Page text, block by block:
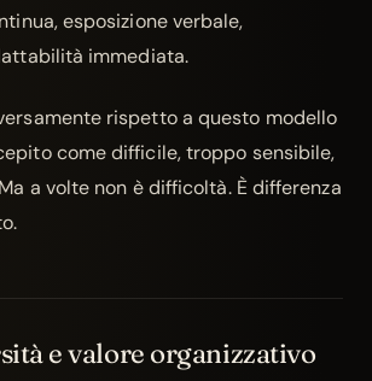
esposizione verbale,
immediata.
rispetto a questo modello
come difficile, troppo sensibile,
a volte non è difficoltà. È differenza
e valore organizzativo